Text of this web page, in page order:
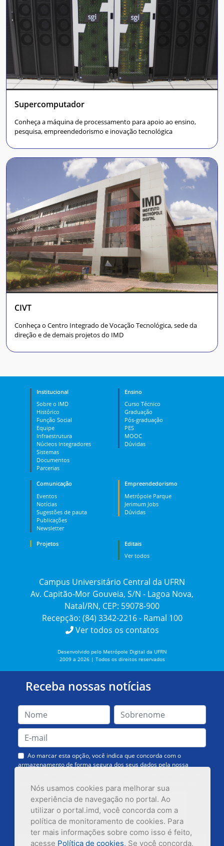
Nós usamos cookies para melhorar sua
experiência de navegação no portal. Ao
utilizar o portal.imd, você concorda com a
política de monitoramento de cookies. Para
ter mais informações sobre como isso é feito,
acesse Política de cookies. Se você concorda,
Supercomputador
Conheça a máquina de processamento para apoio ao ensino,
pesquisa, empreendedorismo e inovação tecnológica
CIVT
Conheça o Centro Integrado de Vocação Tecnológica, sede da
direção e de demais projetos do IMD
Institucional
Sobre o IMD
Histórico
Função Social
Equipe
Infraestrutura
Núcleos Integradores
Sistemas
Documentos
Parcerias
Ensino
Curso Técnico
Graduação
Pós-graduação
PES
MOOC
Dúvidas
Comunicação
Eventos
Notícias
Sugestões de pauta
Publicações
Newsletter
Empreendedorismo
Metrópole Parque
Jerimum Jobs
Dúvidas
Projetos
Editais
Ver todos
Campus Universitário Central da UFRN
Av. Capitão-Mor Gouveia, S/N - Lagoa Nova,
Natal/RN, CEP: 59078-900
Recepção: (84) 3342-2216 - Ramal 100
Ver todos os contatos
Desenvolvido pelo Metrópole Digital da UFRN
2009 a 2026 | Todos os direitos reservados
Receba nossas notícias
Ao marcar esta opção, você indica que concorda com o
armazenamento de forma segura dos seus dados pela nossa